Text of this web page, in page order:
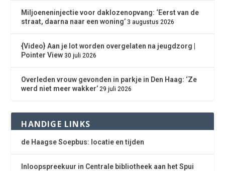
Miljoeneninjectie voor daklozenopvang: ‘Eerst van de
straat, daarna naar een woning’ 3 augustus 2026
{Video} Aan je lot worden overgelaten na jeugdzorg |
Pointer View 30 juli 2026
Overleden vrouw gevonden in parkje in Den Haag: ‘Ze
werd niet meer wakker’ 29 juli 2026
HANDIGE LINKS
de Haagse Soepbus: locatie en tijden
Inloopspreekuur in Centrale bibliotheek aan het Spui